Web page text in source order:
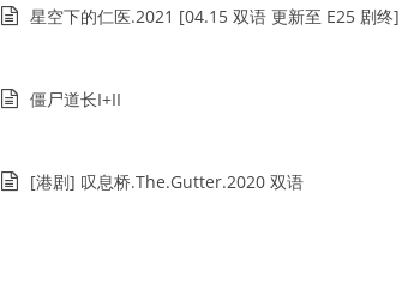
星空下的仁医.2021 [04.15 双语 更新至 E25 剧终]
僵尸道长I+II
[港剧] 叹息桥.The.Gutter.2020 双语